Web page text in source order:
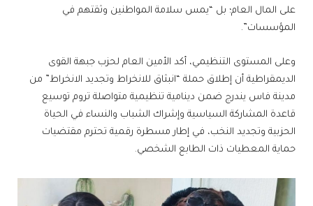
على المال العام؛ بل “يمس سلامة المواطنين وثقتهم في
المؤسسات”.
وعلى المستوى التنظيمي، أكد الأمين العام لحزب جبهة القوى
الديمقراطية أن إطلاق حملة “انبثاق للانخراط وتجديد الانخراط” من
مدينة فاس يندرج ضمن دينامية تنظيمية متواصلة تروم توسيع
قاعدة المشاركة السياسية وإشراك الشباب والنساء في الحياة
الحزبية وتجديد النخب، في إطار مسطرة رقمية تحترم مقتضيات
حماية المعطيات ذات الطابع الشخصي.